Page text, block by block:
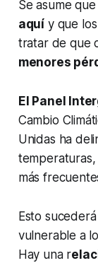
Se asume que
aquí y que
tratar de que
menores
El Panel
Cambio
Unidas ha
temperaturas,
más
Esto
vulnerable a
Hay una r